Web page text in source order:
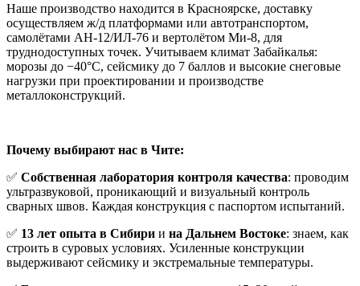
Наше производство находится в Красноярске, доставку
осуществляем ж/д платформами или автотранспортом,
самолётами АН-12/ИЛ-76 и вертолётом Ми-8, для
труднодоступных точек. Учитываем климат Забайкалья:
морозы до −40°C, сейсмику до 7 баллов и высокие снеговые
нагрузки при проектировании и производстве
металлоконструкций.
Почему выбирают нас в Чите:
✅ Собственная лаборатория контроля качества: проводим
ультразвуковой, проникающий и визуальный контроль
сварных швов. Каждая конструкция с паспортом испытаний.
✅ 13 лет опыта в Сибири и на Дальнем Востоке: знаем, как
строить в суровых условиях. Усиленные конструкции
выдерживают сейсмику и экстремальные температуры.